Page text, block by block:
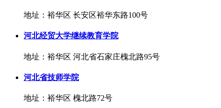
地址：裕华区 长安区裕华东路100号
河北经贸大学继续教育学院
地址：裕华区 河北省石家庄槐北路95号
河北省技师学院
地址：裕华区 槐北路72号